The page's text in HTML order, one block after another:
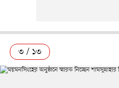
৩ / ১৩